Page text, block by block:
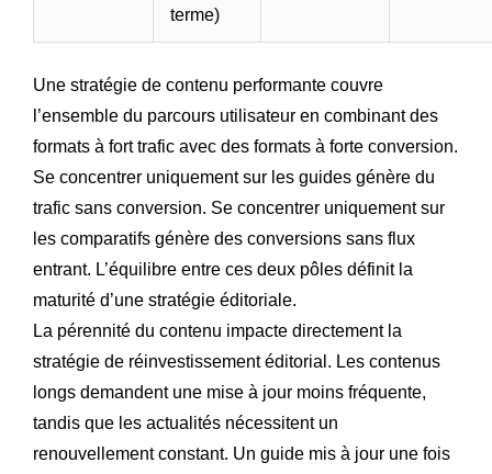
terme)
Une stratégie de contenu performante couvre
l’ensemble du parcours utilisateur en combinant des
formats à fort trafic avec des formats à forte conversion.
Se concentrer uniquement sur les guides génère du
trafic sans conversion. Se concentrer uniquement sur
les comparatifs génère des conversions sans flux
entrant. L’équilibre entre ces deux pôles définit la
maturité d’une stratégie éditoriale.
La pérennité du contenu impacte directement la
stratégie de réinvestissement éditorial. Les contenus
longs demandent une mise à jour moins fréquente,
tandis que les actualités nécessitent un
renouvellement constant. Un guide mis à jour une fois